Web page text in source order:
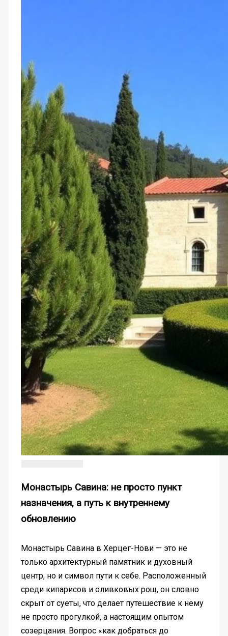
Монастырь Савина: не просто пункт
назначения, а путь к внутреннему
обновлению
Монастырь Савина в Херцег-Нови — это не
только архитектурный памятник и духовный
центр, но и символ пути к себе. Расположенный
среди кипарисов и оливковых рощ, он словно
скрыт от суеты, что делает путешествие к нему
не просто прогулкой, а настоящим опытом
созерцания. Вопрос «как добраться до